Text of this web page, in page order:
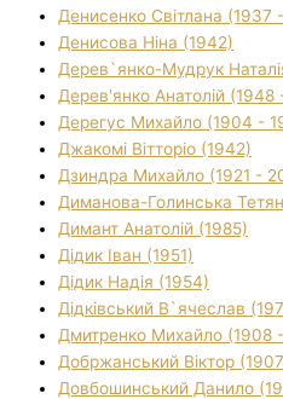
Денисенко Світлана (1937
Денисова Ніна (1942)
Дерев`янко-Мудрук
Дерев'янко Анатолій (1948
Дерегус Михайло (1904 -
Джакомі Вітторіо (1942)
Дзиндра Михайло (1921 -
Диманова-Голинська
Димант Анатолій (1985)
Дідик Іван (1951)
Дідик Надія (1954)
Дідківський В`ячеслав
Дмитренко Михайло (1908
Добржанський Віктор
Довбошинський Данило